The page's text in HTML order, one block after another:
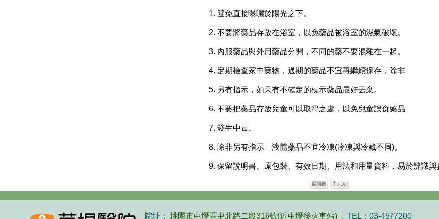
1. 避免直接曝曬於陽光之下。
2. 不要將藥品存放在浴室，以免藥品被浴室的濕氣破壞。
3. 內服藥品與外用藥品分開，不同的藥不要混雜在一起。
4. 定期檢查家中藥物，過期的藥品不宜再繼續保存，除非
5. 另有指示，如果有不確定的標示藥品最好丟棄。
6. 不要把藥品存放兒童可以取得之處，以免兒童誤食藥品
7. 發生中毒。
8. 除非另有指示，液體藥品不宜冷凍(冷凍與冷藏不同)。
9. 保留說明書、原包裝、有效日期、用法和用量資料，易於辨識與
院址： 桃園市中壢區中北路二段316號(近中壢後火車站) ，TEL：03-4577200